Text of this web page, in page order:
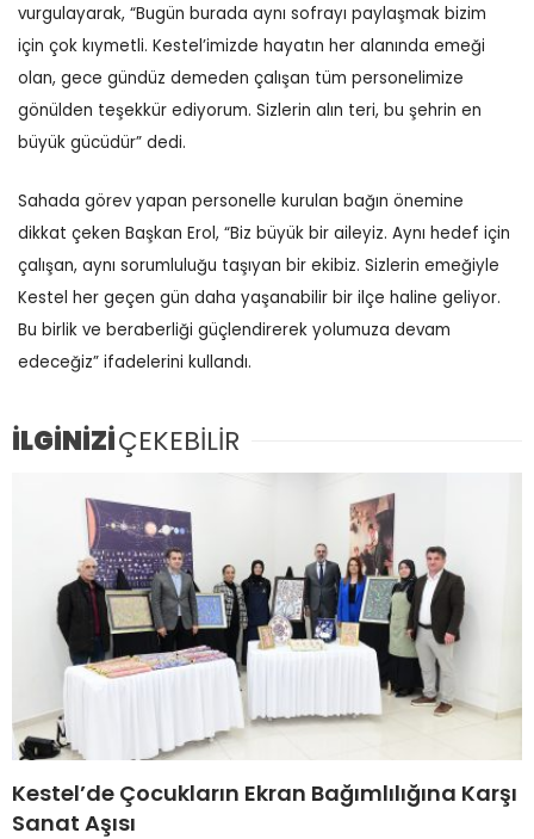
vurgulayarak, “Bugün burada aynı sofrayı paylaşmak bizim
için çok kıymetli. Kestel’imizde hayatın her alanında emeği
olan, gece gündüz demeden çalışan tüm personelimize
gönülden teşekkür ediyorum. Sizlerin alın teri, bu şehrin en
büyük gücüdür” dedi.
Sahada görev yapan personelle kurulan bağın önemine
dikkat çeken Başkan Erol, “Biz büyük bir aileyiz. Aynı hedef için
çalışan, aynı sorumluluğu taşıyan bir ekibiz. Sizlerin emeğiyle
Kestel her geçen gün daha yaşanabilir bir ilçe haline geliyor.
Bu birlik ve beraberliği güçlendirerek yolumuza devam
edeceğiz” ifadelerini kullandı.
İLGİNİZİÇEKEBİLİR
Kestel’de Çocukların Ekran Bağımlılığına Karşı
Sanat Aşısı